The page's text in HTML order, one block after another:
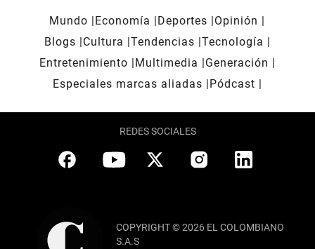
Mundo Economía Deportes
Opinión
Blogs
Cultura Tendencias Tecnología
Entretenimiento
Multimedia
Generación
Especiales marcas aliadas
Pódcast
REDES SOCIALES
COPYRIGHT © 2026 EL COLOMBIANO
S.A.S